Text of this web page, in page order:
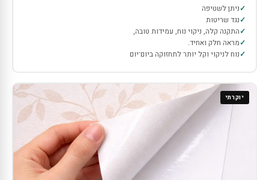
ניתן לשטיפה
נגד שריטות
התקנה קלה, ניקוי נוח, עמידות טובה,
מראה חלק ואחיד.
נוח לניקוי וקל יותר לתחזוקה ביום־יום
יוקרתי